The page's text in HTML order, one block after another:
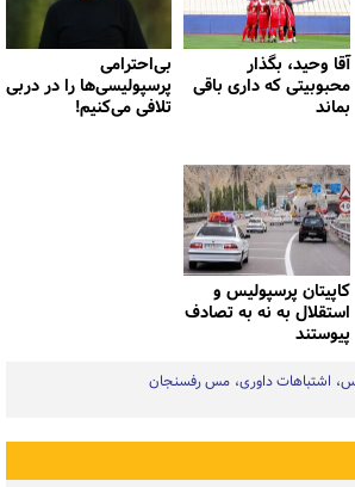
آقا وحید، بگذار
محبوبیتی که داری باقی
بماند
بی‌احترامی
پرسپولیسی‌ها را در دربی
تلافی می‌کنیم!
کاپیتان پرسپولیس و
استقلال به نه به تصادف
پیوستند
اشتباهات داوری مس رفسنجان